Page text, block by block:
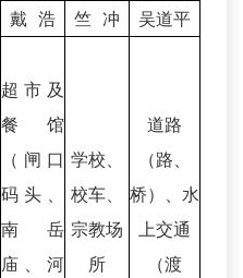
戴 浩 竺 冲 吴道平
超市及
餐馆
（闸口
码头、
南岳
庙、河
学校、
校车、
宗教场
所
道路
（路、
桥）、水
上交通
（渡